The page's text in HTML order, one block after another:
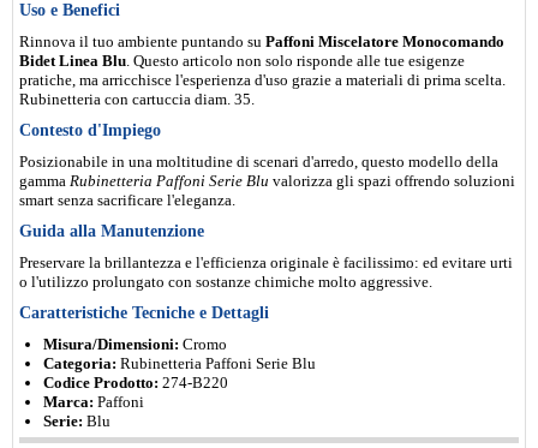
Uso e Benefici
Rinnova il tuo ambiente puntando su Paffoni Miscelatore Monocomando
Bidet Linea Blu. Questo articolo non solo risponde alle tue esigenze
pratiche, ma arricchisce l'esperienza d'uso grazie a materiali di prima scelta.
Rubinetteria con cartuccia diam. 35.
Contesto d'Impiego
Posizionabile in una moltitudine di scenari d'arredo, questo modello della
gamma Rubinetteria Paffoni Serie Blu valorizza gli spazi offrendo soluzioni
smart senza sacrificare l'eleganza.
Guida alla Manutenzione
Preservare la brillantezza e l'efficienza originale è facilissimo: ed evitare urti
o l'utilizzo prolungato con sostanze chimiche molto aggressive.
Caratteristiche Tecniche e Dettagli
Misura/Dimensioni: Cromo
Categoria: Rubinetteria Paffoni Serie Blu
Codice Prodotto: 274-B220
Marca: Paffoni
Serie: Blu